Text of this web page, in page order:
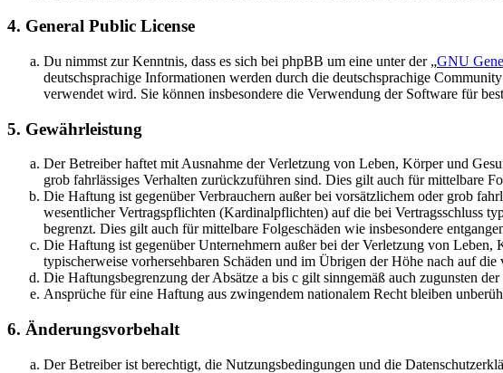
4. General Public License
Du nimmst zur Kenntnis, dass es sich bei phpBB um eine unter der „GNU
deutschsprachige Informationen werden durch die deutschsprachige
verwendet wird. Sie können insbesondere die Verwendung der Software für
5. Gewährleistung
Der Betreiber haftet mit Ausnahme der Verletzung von Leben, Körper und
grob fahrlässiges Verhalten zurückzuführen sind. Dies gilt auch für mittelbare
Die Haftung ist gegenüber Verbrauchern außer bei vorsätzlichem oder grob
wesentlicher Vertragspflichten (Kardinalpflichten) auf die bei Vertragsschluss
begrenzt. Dies gilt auch für mittelbare Folgeschäden wie insbesondere
Die Haftung ist gegenüber Unternehmern außer bei der Verletzung von Leben,
typischerweise vorhersehbaren Schäden und im Übrigen der Höhe nach auf
Die Haftungsbegrenzung der Absätze a bis c gilt sinngemäß auch zugunsten
Ansprüche für eine Haftung aus zwingendem nationalem Recht bleiben
6. Änderungsvorbehalt
Der Betreiber ist berechtigt, die Nutzungsbedingungen und die